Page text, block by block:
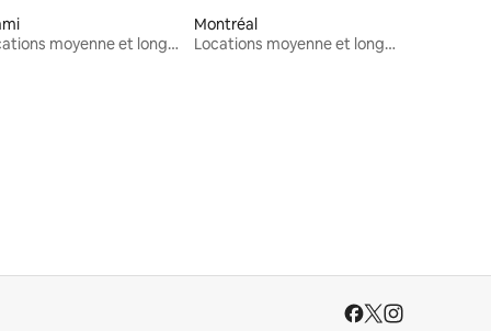
Locations moyenne et longue durée
Montréal
Locations moyenne et longue durée